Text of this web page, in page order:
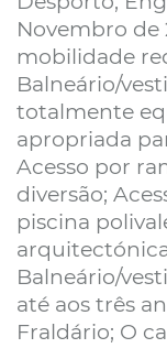
Novembro de
mobilidade
Balneário/
totalmente
apropriada
Acesso por
diversão;
piscina
Balneário/
até aos três
Fraldário; O